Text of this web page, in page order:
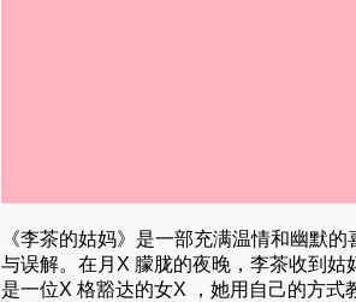
《李茶的姑妈》是一部充满温情和幽默
与误解。在月X 朦胧的夜晚，李茶收到
是一位X 格豁达的女X ，她用自己的方式